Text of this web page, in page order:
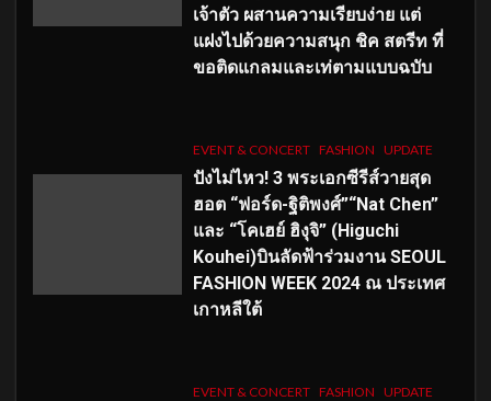
เจ้าตัว ผสานความเรียบง่าย แต่
แฝงไปด้วยความสนุก ชิค สตรีท ที่
ขอติดแกลมและเท่ตามแบบฉบับ
EVENT & CONCERT FASHION UPDATE
ปังไม่ไหว! 3 พระเอกซีรีส์วายสุด
ฮอต “ฟอร์ด-ฐิติพงศ์”“Nat Chen”
และ “โคเฮย์ ฮิงุจิ” (Higuchi
Kouhei)บินลัดฟ้าร่วมงาน SEOUL
FASHION WEEK 2024 ณ ประเทศ
เกาหลีใต้
EVENT & CONCERT FASHION UPDATE